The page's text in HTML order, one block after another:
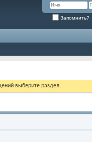
Запомнить?
выберите раздел.